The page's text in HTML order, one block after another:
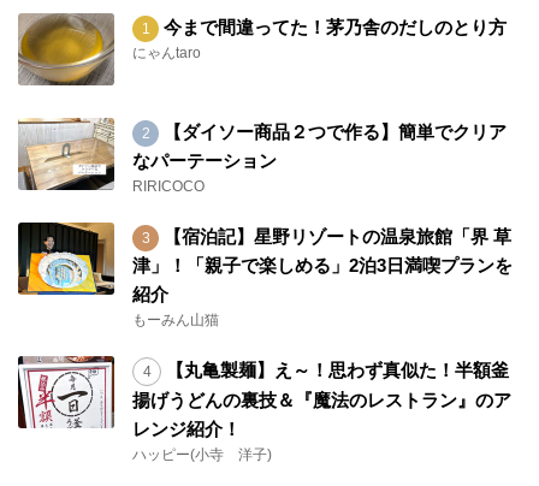
今まで間違ってた！茅乃舎のだしのとり方
にゃんtaro
【ダイソー商品２つで作る】簡単でクリア
なパーテーション
RIRICOCO
【宿泊記】星野リゾートの温泉旅館「界 草
津」！「親子で楽しめる」2泊3日満喫プランを
紹介
もーみん山猫
【丸亀製麺】え～！思わず真似た！半額釜
揚げうどんの裏技＆『魔法のレストラン』のア
レンジ紹介！
ハッピー(小寺 洋子)